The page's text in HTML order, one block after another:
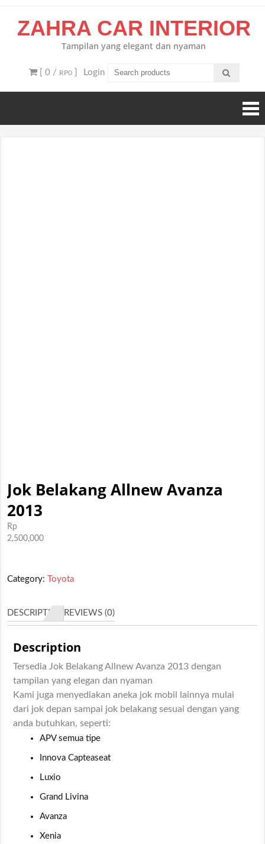
ZAHRA CAR INTERIOR
Tampilan yang elegant dan nyaman
[ 0 / RP0] Login
Jok Belakang Allnew Avanza
2013
Rp
2,500,000
Category: Toyota
DESCRIPTION REVIEWS (0)
Description
Tersedia Jok Belakang Allnew Avanza 2013 dengan
tampilan yang elegan dan nyaman
Kami juga menyediakan aneka jok mobil lainnya mulai
dari jok depan sampai jok belakang sesuai dengan yang
anda butuhkan, seperti:
APV semua tipe
Innova Capteaseat
Luxio
Grand Livina
Avanza
Xenia